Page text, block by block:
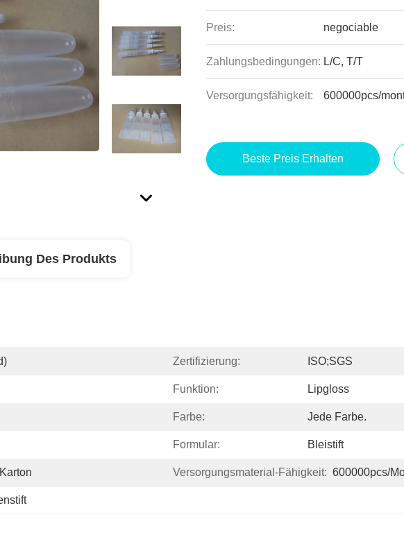
Preis: negociable
Zahlungsbedingungen: L/C, T/T
Versorgungsfähigkeit: 600000pcs/
Beste Preis Erhalten
Des Produkts
Zertifizierung: ISO;SGS
Funktion: Lipgloss
Farbe: Jede Farbe.
Formular: Bleistift
Versorgungsmaterial-Fähigkeit: 600000pcs/